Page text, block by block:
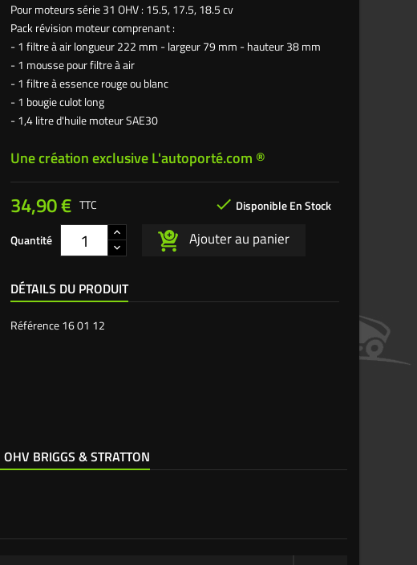
Pour moteurs série 31 OHV : 15.5, 17.5, 18.5 cv
Pack révision moteur comprenant :
- 1 filtre à air longueur 222 mm - largeur 79 mm - hauteur 38 mm
- 1 mousse pour filtre à air
- 1 filtre à essence rouge ou blanc
- 1 bougie culot long
- 1,4 litre d'huile moteur SAE30
Une création exclusive L'autoporté.com ®
34,90 €  Disponible En Stock
TTC
Quantité Ajouter au panier
DÉTAILS DU PRODUIT
Référence16 01 12
BRIGGS & STRATTON